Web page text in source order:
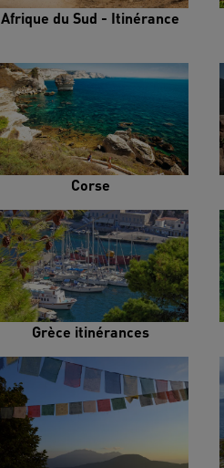
Afrique du Sud - Itinérance
Corse
Grèce itinérances